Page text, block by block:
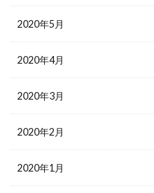
2020年5月
2020年4月
2020年3月
2020年2月
2020年1月